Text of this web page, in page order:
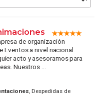
de organización
a nivel nacional.
acto y asesoramos para
Nuestros ...
, Despedidas de